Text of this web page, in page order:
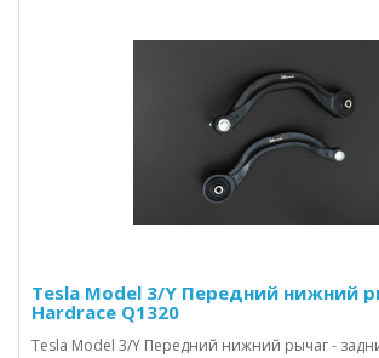
Tesla Model 3/Y Передний нижний
Hardrace Q1320
Tesla Model 3/Y Передний нижний рычаг -